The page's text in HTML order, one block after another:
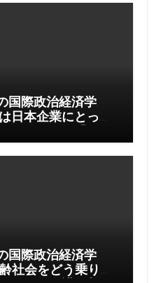
国際政治経済学
日本企業にとって
産業になる日
国際政治経済学
社会をどう乗り越